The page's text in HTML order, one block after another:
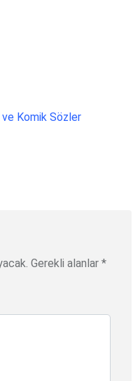
ve Komik Sözler
Gerekli alanlar *